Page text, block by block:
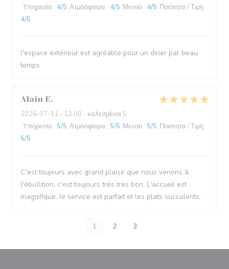
Υπηρεσία : 4/5 Ατμόσφαιρα : 4/5 Μενού : 4/5 Ποιότητα / Τιμή :
4/5
l'espace extérieur est agréable pour un diner par beau
temps
Alain E
2026-07-11 - 12:00 - καλεσμένοι 5
Υπηρεσία : 5/5 Ατμόσφαιρα : 5/5 Μενού : 5/5 Ποιότητα / Τιμή :
5/5
C'est toujours avec grand plaisir que nous venons à
l'ébullition, c'est toujours très très bon. L'accueil est
magnifique, le service est parfait et les plats succulents.
1 2 3